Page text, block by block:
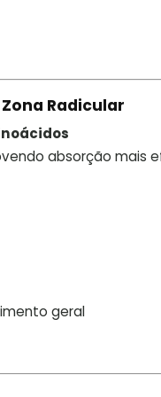
Zona Radicular
absorção mais
geral